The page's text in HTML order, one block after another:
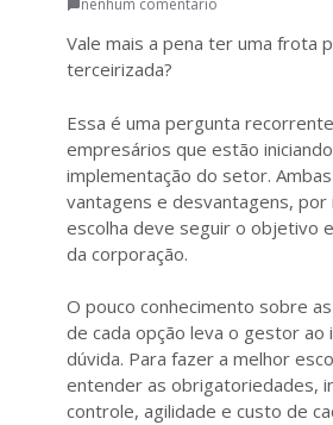
nenhum comentário
Vale mais a pena ter uma frota
terceirizada?
Essa é uma pergunta
empresários que estão
implementação do setor.
vantagens e desvantagens, por
escolha deve seguir o objetivo
da corporação.
O pouco conhecimento sobre
de cada opção leva o gestor ao
dúvida. Para fazer a melhor
entender as obrigatoriedades,
controle, agilidade e custo de